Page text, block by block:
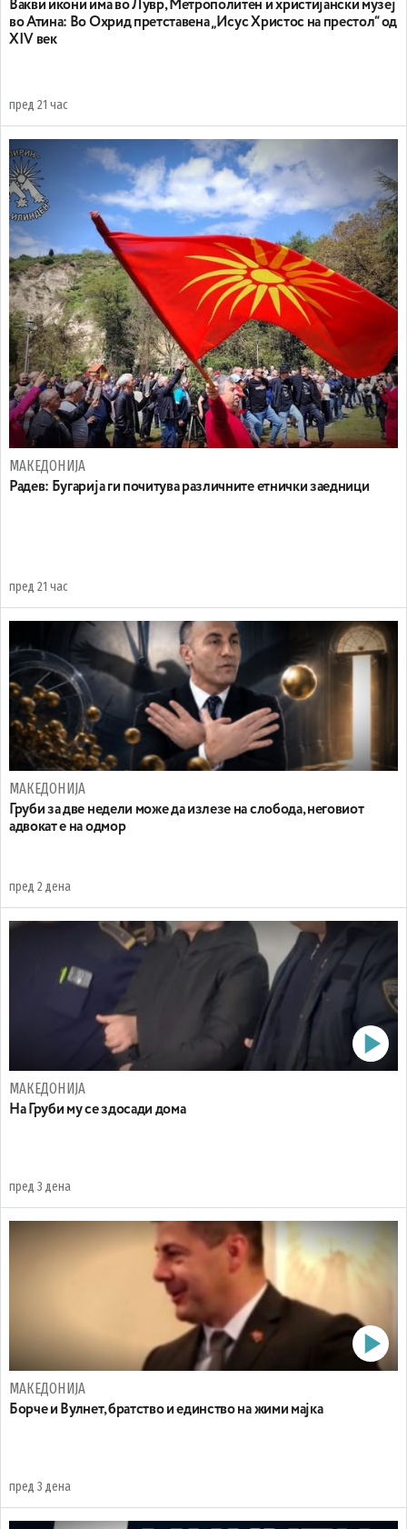
Вакви икони има во Лувр, Метрополитен и христијански музеј
во Атина: Во Охрид претставена „Исус Христос на престол“ од
XIV век
пред 21 час
МАКЕДОНИЈА
Радев: Бугарија ги почитува различните етнички заедници
пред 21 час
МАКЕДОНИЈА
Груби за две недели може да излезе на слобода, неговиот
адвокат е на одмор
пред 2 дена
МАКЕДОНИЈА
На Груби му се здосади дома
пред 3 дена
МАКЕДОНИЈА
Борче и Вулнет, братство и единство на жими мајка
пред 3 дена